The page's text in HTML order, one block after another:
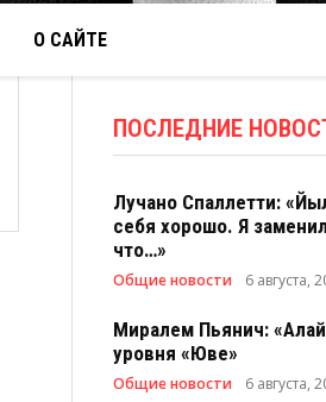
О САЙТЕ
ПОСЛЕДНИЕ
Лучано Спаллетти:
себя хорошо. Я
что…»
Общие новости 6 августа,
Миралем Пьянич:
уровня «Юве»
Общие новости 6 августа,